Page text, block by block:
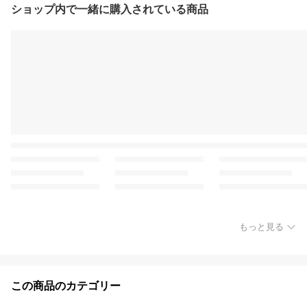
ショップ内で一緒に購入されている商品
もっと見る
この商品のカテゴリー